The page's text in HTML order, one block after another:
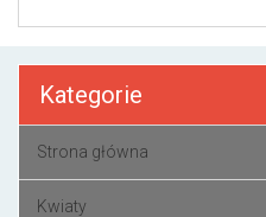
Kategorie
Strona główna
Kwiaty